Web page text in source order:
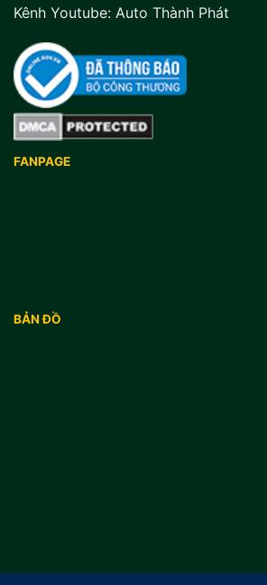
Kênh Youtube: Auto Thành Phát
FANPAGE
BẢN ĐỒ